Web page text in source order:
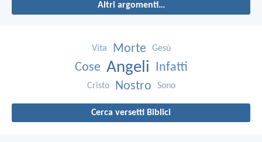
Altri argomenti…
Vita Morte Gesù
Cose Angeli Infatti
Cristo Nostro Sono
Cerca versetti Biblici